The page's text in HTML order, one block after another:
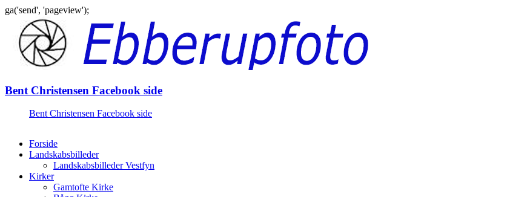
ga('send', 'pageview');
indhold
Bent Christensen Facebook side
Bent Christensen Facebook side
Forside
Landskabsbilleder
Landskabsbilleder Vestfyn
Kirker
Gamtofte Kirke